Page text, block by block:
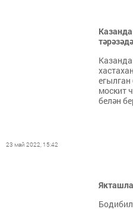
москит
белән
23 май 2022, 15:42